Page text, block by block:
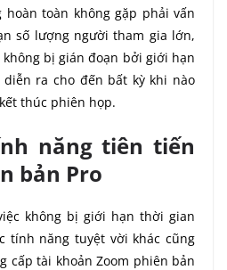
toàn không gặp phải vấn
số lượng người tham gia lớn,
bị gián đoạn bởi giới hạn
ra cho đến bất kỳ khi nào
thúc phiên họp.
năng tiên tiến
bản Pro
không bị giới hạn thời gian
tính năng tuyệt vời khác cũng
cấp tài khoản Zoom phiên bản